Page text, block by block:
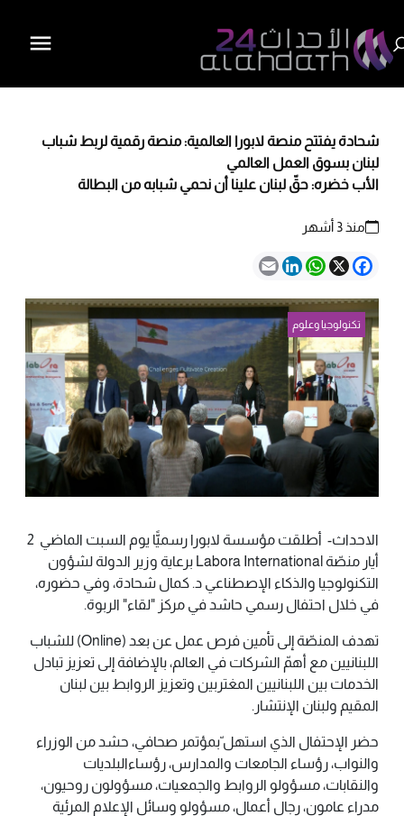
شحادة يفتتح منصة لابورا العالمية: منصة رقمية لربط شباب
لبنان بسوق العمل العالمي
الأب خضره: حقّ لبنان علينا أن نحمي شبابه من البطالة
منذ 3 أشهر
Facebook
X
WhatsApp
LinkedIn
Email
تكنولوجيا وعلوم
الاحداث- أطلقت مؤسسة لابورا رسميًّا يوم السبت الماضي 2
أيار منصّة Labora International برعاية وزير الدولة لشؤون
التكنولوجيا والذكاء الإصطناعي د. كمال شحادة، وفي حضوره،
في خلال احتفال رسمي حاشد في مركز "لقاء" الربوة.
تهدف المنصّة إلى تأمين فرص عمل عن بعد (Online) للشباب
اللبنانيين مع أهمّ الشركات في العالم، بالإضافة إلى تعزيز تبادل
الخدمات بين اللبنانيين المغتربين وتعزيز الروابط بين لبنان
المقيم ولبنان الإنتشار.
حضر الإحتفال الذي استهل ّبمؤتمر صحافي، حشد من الوزراء
والنواب، رؤساء الجامعات والمدارس، رؤساءالبلديات
والنقابات، مسؤولو الروابط والجمعيات، مسؤولون روحيون،
مدراء عامون، رجال أعمال، مسؤولو وسائل الإعلام المرئية